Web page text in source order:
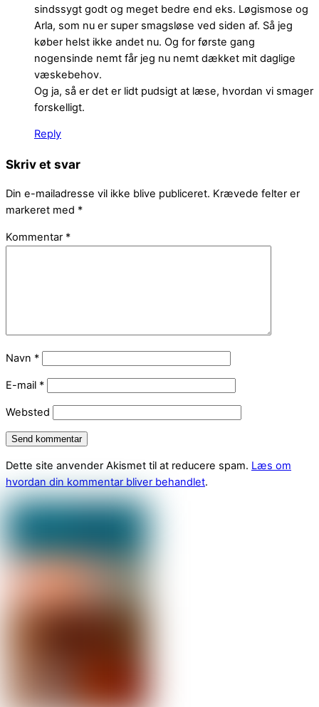
sindssygt godt og meget bedre end eks. Løgismose og
Arla, som nu er super smagsløse ved siden af. Så jeg
køber helst ikke andet nu. Og for første gang
nogensinde nemt får jeg nu nemt dækket mit daglige
væskebehov.
Og ja, så er det er lidt pudsigt at læse, hvordan vi smager
forskelligt.
Reply
Skriv et svar
Din e-mailadresse vil ikke blive publiceret. Krævede felter er
markeret med *
Kommentar *
Navn *
E-mail *
Websted
Dette site anvender Akismet til at reducere spam. Læs om
hvordan din kommentar bliver behandlet.